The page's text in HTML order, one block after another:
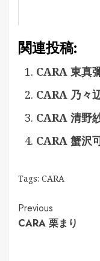
関連投稿:
CARA 東真
CARA 乃々
CARA 清野
CARA 蟹沢
Tags: CARA
Continue
Reading
Previous
CARA 栗まり